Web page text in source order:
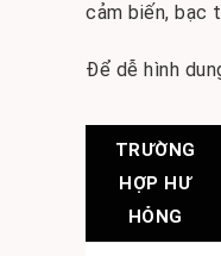
cảm biến, bạc
Để dễ hình
TRƯỜNG
HỢP HƯ
HỎNG